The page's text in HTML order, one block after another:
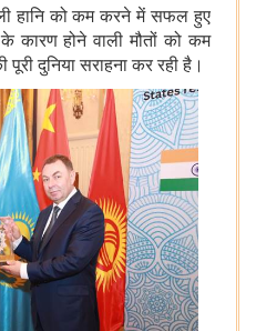
हानि को कम करने में सफल हुए
कारण होने वाली मौतों को कम
दुनिया सराहना कर रही है।